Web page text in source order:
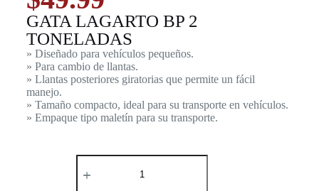
GATA LAGARTO BP 2
TONELADAS
» Diseñado para vehículos pequeños.
» Para cambio de llantas.
» Llantas posteriores giratorias que permite un fácil
manejo.
» Tamaño compacto, ideal para su transporte en vehículos.
» Empaque tipo maletín para su transporte.